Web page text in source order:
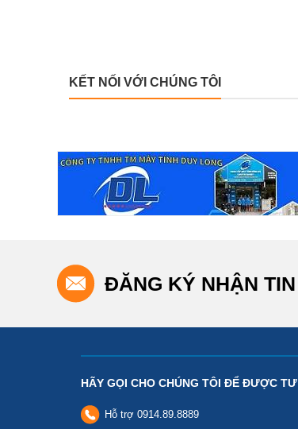
KẾT NỐI VỚI CHÚNG TÔI
ĐĂNG KÝ NHẬN TIN
HÃY GỌI CHO CHÚNG TÔI ĐỂ ĐƯỢC
Hỗ trợ 0914.89.8889